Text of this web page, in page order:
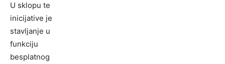
U sklopu te
inicijative je
stavljanje u
funkciju
besplatnog